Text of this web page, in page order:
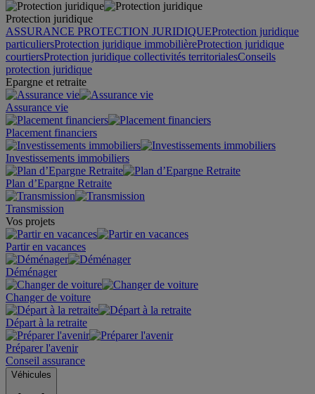
Protection juridique
ASSURANCE PROTECTION JURIDIQUEProtection juridique
particuliersProtection juridique immobilièreProtection juridique
courtiersProtection juridique collectivités territorialesConseils
protection juridique
Epargne et retraite
Assurance vie
Placement financiers
Investissements immobiliers
Plan d’Epargne Retraite
Transmission
Vos projets
Partir en vacances
Déménager
Changer de voiture
Départ à la retraite
Préparer l'avenir
Conseil assurance
Véhicules